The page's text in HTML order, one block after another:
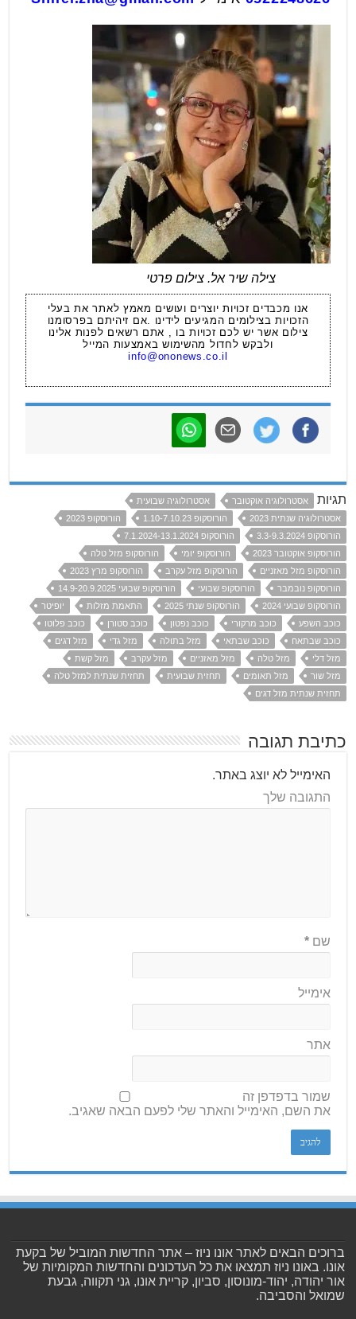
צילה שיר אל. צילום פרטי
אנו מכבדים זכויות יוצרים ועושים מאמץ לאתר את בעלי
הזכויות בצילומים המגיעים לידינו .אם זיהיתם בפרסומנו
צילום אשר יש לכם זכויות בו , אתם רשאים לפנות אלינו
ולבקש לחדול מהשימוש באמצעות המייל
info@ononews.co.il
תגיות אסטרולוגיה אוקטובר
אסטרולוגיה שבועית
אסטרולוגיה שנתית 2023
הורוסקופ 1.10-7.10.23
הורוסקופ 2023
הורוסקופ 3.3-9.3.2024
הורוסקופ 7.1.2024-13.1.2024
הורוסקופ אוקטובר 2023
הורוסקופ יומי
הורוסקופ מזל טלה
הורוסקופ מזל מאזניים
הורוסקופ מזל עקרב
הורוסקופ מרץ 2023
הורוסקופ נובמבר
הורוסקופ שבועי
הורוסקופ שבועי 14.9-20.9.2025
הורוסקופ שבועי 2024
הורוסקופ שנתי 2025 התאמת מזלות
יופיטר
כוכב השפע
כוכב מרקורי כוכב נפטון כוכב סטורן
כוכב פלוטו
כוכב שבתאח
כוכב שבתאי מזל בתולה מזל גדי
מזל דגים
מזל דלי
מזל טלה מזל מאזניים מזל עקרב
מזל קשת
מזל שור
מזל תאומים תחזית שבועית
תחזית שנתית למזל טלה
תחזית שנתית מזל דגים
כתיבת תגובה
האימייל לא יוצג באתר.
התגובה שלך
שם*
אימייל
אתר
שמור בדפדפן זה
את השם, האימייל והאתר שלי לפעם הבאה שאגיב.
ברוכים הבאים לאתר אונו ניוז – אתר החדשות המוביל של בקעת
אונו. באונו ניוז תמצאו את כל העדכונים והחדשות המקומיות של
אור יהודה, יהוד-מונוסון, סביון, קריית אונו, גני תקווה, גבעת
שמואל והסביבה.